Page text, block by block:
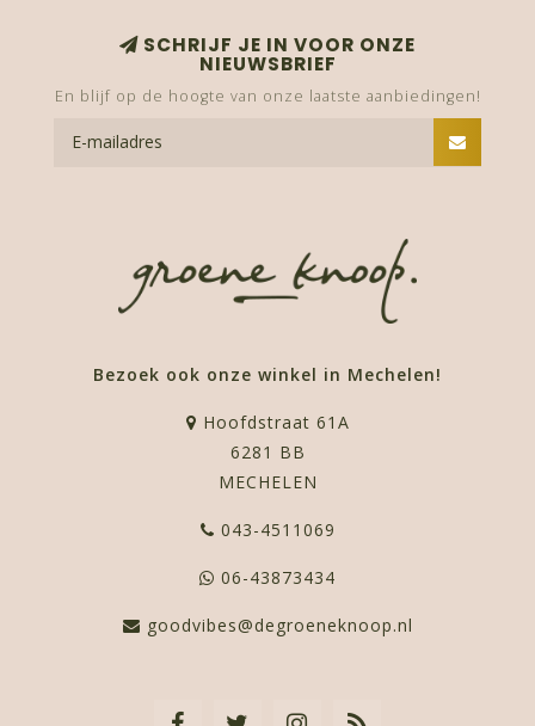
SCHRIJF JE IN VOOR ONZE
NIEUWSBRIEF
En blijf op de hoogte van onze laatste aanbiedingen!
Bezoek ook onze winkel in Mechelen!
Hoofdstraat 61A
6281 BB
MECHELEN
043-4511069
06-43873434
goodvibes@degroeneknoop.nl